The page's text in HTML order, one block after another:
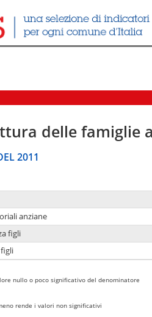
delle famiglie
2011
anziane
figli
nullo o poco significativo del denominatore
rende i valori non significativi